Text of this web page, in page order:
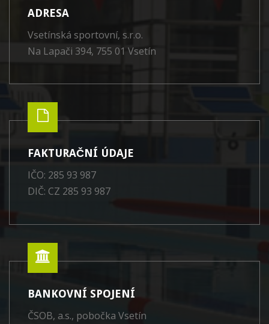
ADRESA
Vsetínská sportovní, s.r.o.
Na Lapači 394, 755 01 Vsetín
FAKTURAČNÍ ÚDAJE
IČO: 285 93 987
DIČ: CZ 285 93 987
BANKOVNÍ SPOJENÍ
ČSOB, a.s., pobočka Vsetín